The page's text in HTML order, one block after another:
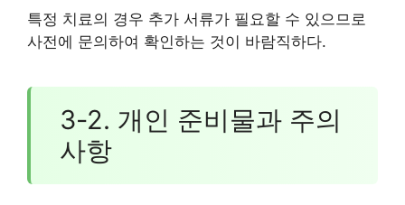
특정 치료의 경우 추가 서류가 필요할 수 있으므로
사전에 문의하여 확인하는 것이 바람직하다.
3-2. 개인 준비물과 주의
사항